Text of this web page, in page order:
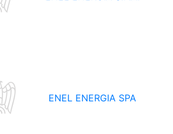
ENEL ENERGIA SPA